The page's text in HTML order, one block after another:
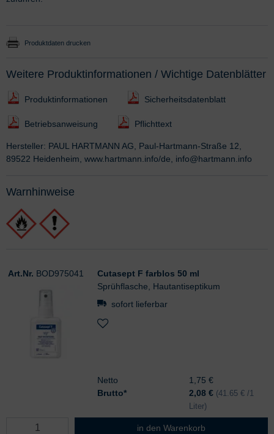
Produktdaten drucken
Weitere Produktinformationen / Wichtige Datenblätter
Produktinformationen Sicherheitsdatenblatt
Betriebsanweisung Pflichttext
Hersteller: PAUL HARTMANN AG, Paul-Hartmann-Straße 12,
89522 Heidenheim, www.hartmann.info/de, info@hartmann.info
Warnhinweise
Art.Nr. BOD975041
Cutasept F farblos 50 ml
Sprühflasche, Hautantiseptikum
sofort lieferbar
Netto
1,75 €
Brutto*
2,08 € (41.65 € /1
Liter)
in den Warenkorb